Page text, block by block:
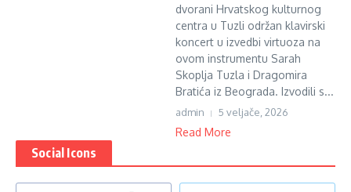
dvorani Hrvatskog kulturnog
centra u Tuzli održan klavirski
koncert u izvedbi virtuoza na
ovom instrumentu Sarah
Skoplja Tuzla i Dragomira
Bratića iz Beograda. Izvodili s...
admin 5 veljače, 2026
Read More
Social Icons